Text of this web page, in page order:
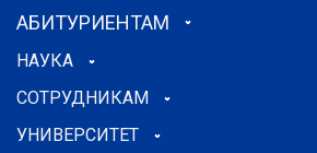
АБИТУРИЕНТАМ
НАУКА
СОТРУДНИКАМ
УНИВЕРСИТЕТ